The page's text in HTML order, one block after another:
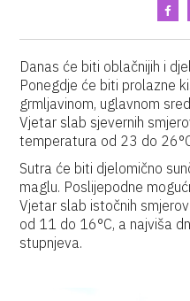
Danas će biti oblačnijih i
Ponegdje će biti prolazne
grmljavinom, uglavnom
Vjetar slab sjevernih
temperatura od 23 do
Sutra će biti djelomično
maglu. Poslijepodne
Vjetar slab istočnih
od 11 do 16°C, a najviša
stupnjeva.